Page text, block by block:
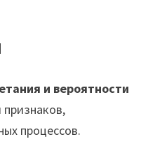
и вероятности
процессов.